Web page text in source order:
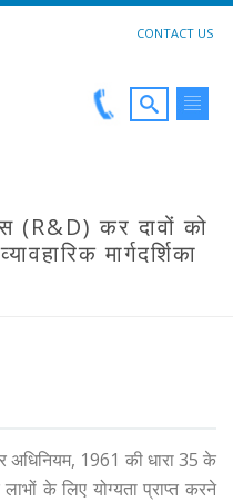
CONTACT US
(R&D) कर दावों को
मार्गदर्शिका
अधिनियम, 1961 की धारा 35 के
के लिए योग्यता प्राप्त करने